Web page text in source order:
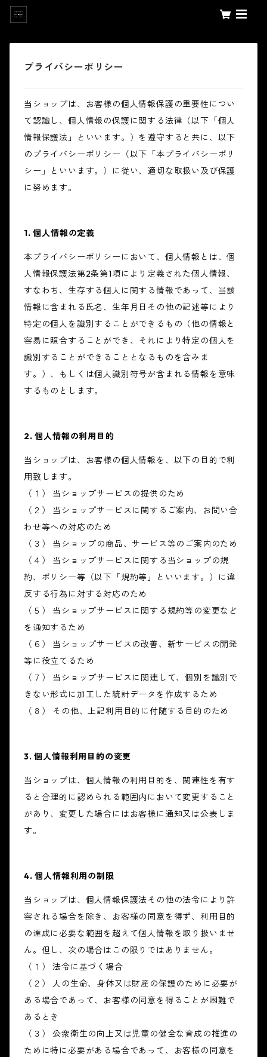
プライバシーポリシー
当ショップは、お客様の個人情報保護の重要性につい
て認識し、個人情報の保護に関する法律（以下「個人
情報保護法」といいます。）を遵守すると共に、以下
のプライバシーポリシー（以下「本プライバシーポリ
シー」といいます。）に従い、適切な取扱い及び保護
に努めます。
1. 個人情報の定義
本プライバシーポリシーにおいて、個人情報とは、個
人情報保護法第2条第1項により定義された個人情報、
すなわち、生存する個人に関する情報であって、当該
情報に含まれる氏名、生年月日その他の記述等により
特定の個人を識別することができるもの（他の情報と
容易に照合することができ、それにより特定の個人を
識別することができることとなるものを含みま
す。）、もしくは個人識別符号が含まれる情報を意味
するものとします。
2. 個人情報の利用目的
当ショップは、お客様の個人情報を、以下の目的で利
用致します。
（１） 当ショップサービスの提供のため
（２） 当ショップサービスに関するご案内、お問い合
わせ等への対応のため
（３） 当ショップの商品、サービス等のご案内のため
（４） 当ショップサービスに関する当ショップの規
約、ポリシー等（以下「規約等」といいます。）に違
反する行為に対する対応のため
（５） 当ショップサービスに関する規約等の変更など
を通知するため
（６） 当ショップサービスの改善、新サービスの開発
等に役立てるため
（７） 当ショップサービスに関連して、個別を識別で
きない形式に加工した統計データを作成するため
（８） その他、上記利用目的に付随する目的のため
3. 個人情報利用目的の変更
当ショップは、個人情報の利用目的を、関連性を有す
ると合理的に認められる範囲内において変更すること
があり、変更した場合にはお客様に通知又は公表しま
す。
4. 個人情報利用の制限
当ショップは、個人情報保護法その他の法令により許
容される場合を除き、お客様の同意を得ず、利用目的
の達成に必要な範囲を超えて個人情報を取り扱いませ
ん。但し、次の場合はこの限りではありません。
（１） 法令に基づく場合
（２） 人の生命、身体又は財産の保護のために必要が
ある場合であって、お客様の同意を得ることが困難で
あるとき
（３） 公衆衛生の向上又は児童の健全な育成の推進の
ために特に必要がある場合であって、お客様の同意を